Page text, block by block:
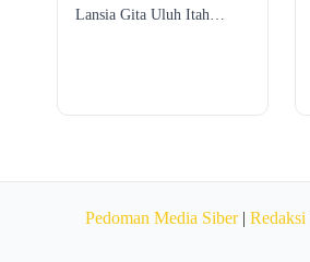
Lansia Gita Uluh Itah…
Pedoman Media Siber| Redaksi